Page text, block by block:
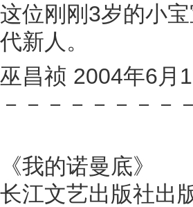
这位刚刚3岁的小
代新人。
巫昌祯 2004年6月
－－－－－－－－
《我的诺曼底》
长江文艺出版社出